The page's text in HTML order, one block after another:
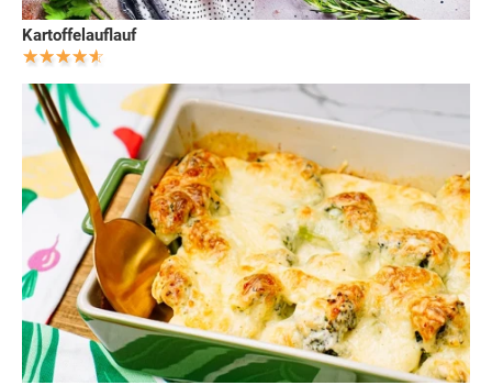
Kartoffelauflauf